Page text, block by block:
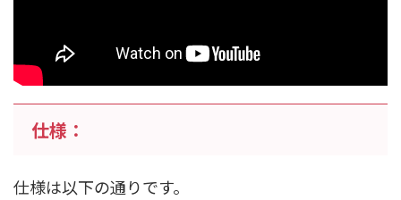
仕様：
仕様は以下の通りです。